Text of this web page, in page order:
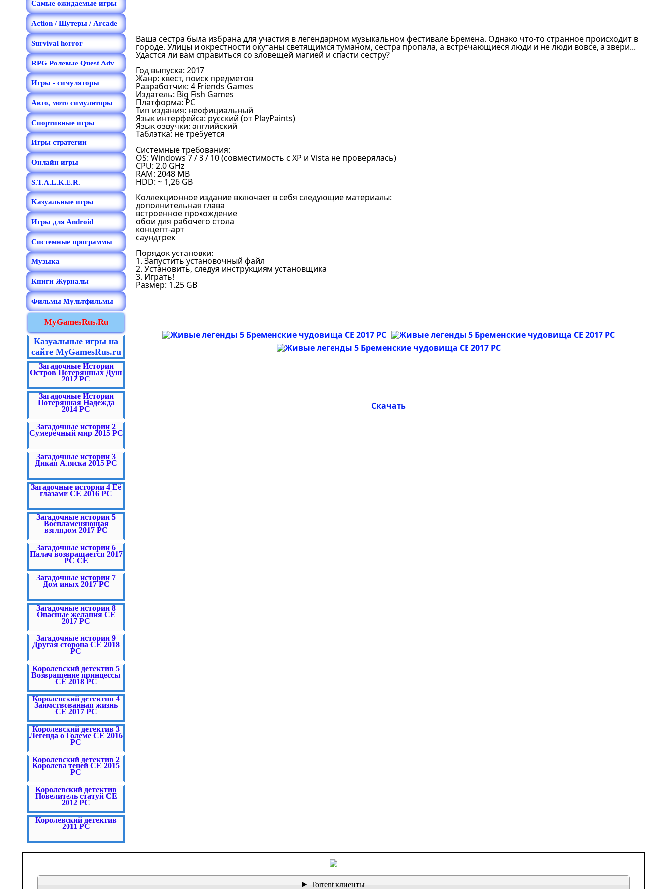
Самые ожидаемые игры
Action / Шутеры / Arcade
Survival horror
RPG Ролевые Quest Adv
Игры - симуляторы
Авто, мото симуляторы
Спортивные игры
Игры стратегии
Онлайн игры
S.T.A.L.K.E.R.
Kазуальные игры
Игры для Android
Системные программы
Музыка
Книги Журналы
Фильмы Мультфильмы
MyGamesRus.Ru
Казуальные игры на
сайте MyGamesRus.ru
Загадочные Истории
Остров Потерянных Душ
2012 PC
Загадочные Истории
Потерянная Надежда
2014 PC
Загадочные истории 2
Сумеречный мир 2015 PC
Загадочные истории 3
Дикая Аляска 2015 PC
Загадочные истории 4 Её
глазами CE 2016 PC
Загадочные истории 5
Воспламеняющая
взглядом 2017 PC
Загадочные истории 6
Палач возвращается 2017
PC CE
Загадочные истории 7
Дом иных 2017 PC
Загадочные истории 8
Опасные желания CE
2017 PC
Загадочные истории 9
Другая сторона CE 2018
PC
Королевский детектив 5
Возвращение принцессы
CE 2018 PC
Королевский детектив 4
Заимствованная жизнь
CE 2017 PC
Королевский детектив 3
Легенда о Големе CE 2016
PC
Королевский детектив 2
Королева теней CE 2015
PC
Королевский детектив
Повелитель статуй СЕ
2012 PC
Королевский детектив
2011 PC
Ваша сестра была избрана для участия в легендарном музыкальном фестивале Бремена. Однако что-то странное происходит в
городе. Улицы и окрестности окутаны светящимся туманом, сестра пропала, а встречающиеся люди и не люди вовсе, а звери...
Удастся ли вам справиться со зловещей магией и спасти сестру?
Год выпуска: 2017
Жанр: квест, поиск предметов
Разработчик: 4 Friends Games
Издатель: Big Fish Games
Платформа: PC
Тип издания: неофициальный
Язык интерфейса: русский (от PlayPaints)
Язык озвучки: английский
Таблэтка: не требуется
Системные требования:
OS: Windows 7 / 8 / 10 (совместимость с XP и Vista не проверялась)
CPU: 2.0 GHz
RAM: 2048 MB
HDD: ~ 1,26 GB
Коллекционное издание включает в себя следующие материалы:
дополнительная глава
встроенное прохождение
обои для рабочего стола
концепт-арт
саундтрек
Порядок установки:
1. Запустить установочный файл
2. Установить, следуя инструкциям установщика
3. Играть!
Размер: 1.25 GB
Скачать
Torrent клиенты